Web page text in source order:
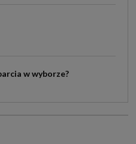
w wyborze?